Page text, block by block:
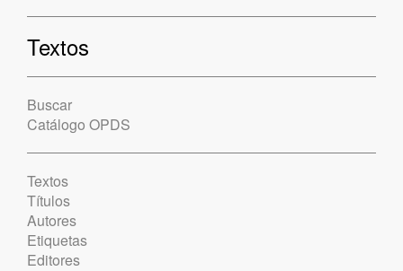
Textos
Buscar
Catálogo OPDS
Textos
Títulos
Autores
Etiquetas
Editores